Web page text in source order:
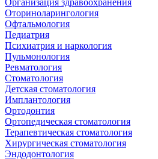
Организация здравоохранения
Оториноларингология
Офтальмология
Педиатрия
Психиатрия и наркология
Пульмонология
Ревматология
Стоматология
Детская стоматология
Имплантология
Ортодонтия
Ортопедическая стоматология
Терапевтическая стоматология
Хирургическая стоматология
Эндодонтология